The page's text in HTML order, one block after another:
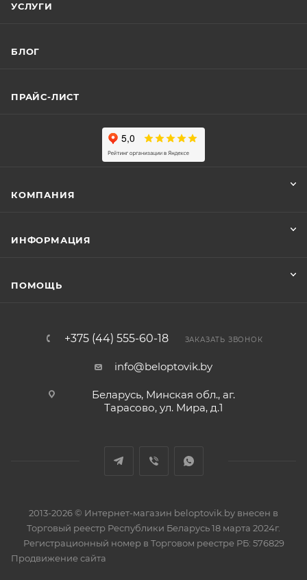
УСЛУГИ
БЛОГ
ПРАЙС-ЛИСТ
КОМПАНИЯ
ИНФОРМАЦИЯ
ПОМОЩЬ
+375 (44) 555-60-18 ЗАКАЗАТЬ ЗВОНОК
info@beloptovik.by
Беларусь, Минская обл., аг.
Тарасово, ул. Мира, д.1
2013-2026 © Интернет-магазин beloptovik.by внесен в
Торговый реестр Республики Беларусь 18 марта 2024г.
Регистрационный номер в Торговом реестре РБ: 576829
Продвижение сайта